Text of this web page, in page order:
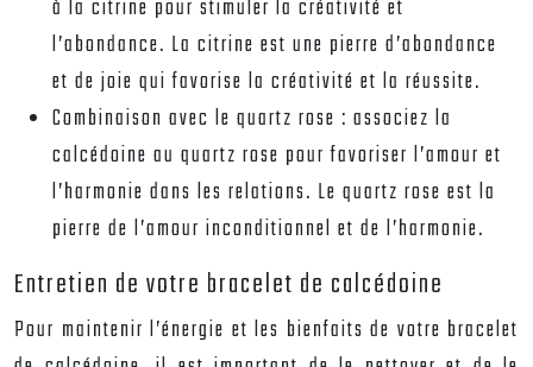
à la citrine pour stimuler la créativité et
l’abondance. La citrine est une pierre d’abondance
et de joie qui favorise la créativité et la réussite.
Combinaison avec le quartz rose : associez la
calcédoine au quartz rose pour favoriser l’amour et
l’harmonie dans les relations. Le quartz rose est la
pierre de l’amour inconditionnel et de l’harmonie.
Entretien de votre bracelet de calcédoine
Pour maintenir l’énergie et les bienfaits de votre bracelet